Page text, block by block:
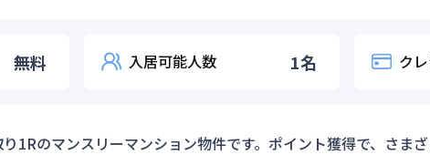
無料 入居可能人数 1名 ク
1Rのマンスリーマンション物件です。ポイント獲得で、さま